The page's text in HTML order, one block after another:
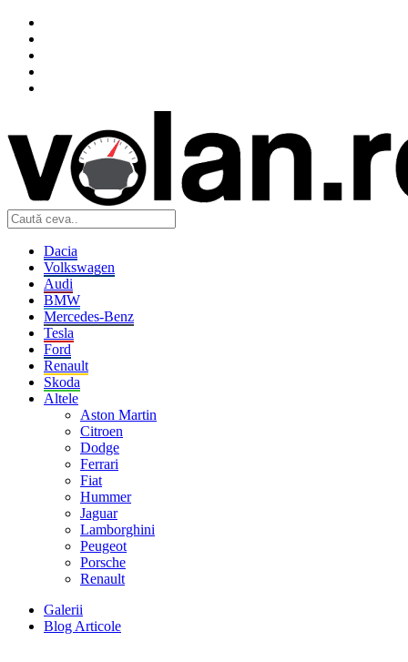
Dacia
Volkswagen
Audi
BMW
Mercedes-Benz
Tesla
Ford
Renault
Skoda
Altele
Aston Martin
Citroen
Dodge
Ferrari
Fiat
Hummer
Jaguar
Lamborghini
Peugeot
Porsche
Renault
Galerii
Blog Articole